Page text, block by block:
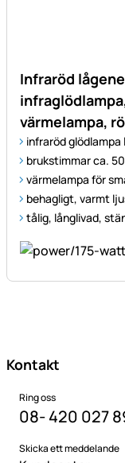
Infraröd
värmelampa,
infraröd glödlampa
brukstimmar ca.
värmelampa för
behagligt, varmt
tålig, långlivad,
Kontakt
Ring oss
08- 420 027
Skicka ett meddelande